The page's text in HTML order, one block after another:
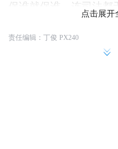
保谁就保谁，连司法都
点击展开
责任编辑：丁俊 PX240